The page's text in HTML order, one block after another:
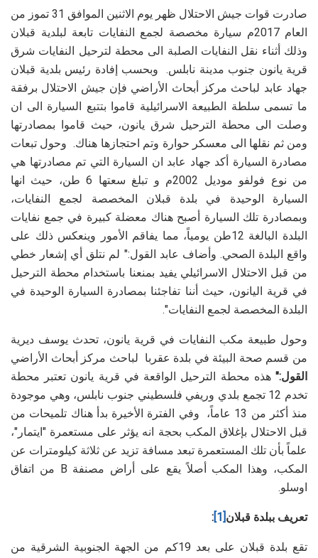
صادرت قوات جيش الاحتلال ظهر يوم الاثنين الموافق 31 تموز من
العام 2017م سيارة مخصصة لجمع النفايات تابعة لبلدية قبلان
وذلك أثناء نقل النفايات الصلبة الى محطة لترحيل النفايات شرق
قرية يانون جنوب مدينة نابلس. وبحسب إفادة رئيس بلدية قبلان
جهاد عابد لباحث مركز أبحاث الأراضي فإن جيش الاحتلال برفقة
ما تسمى سلطة الطبيعة الاسرائيلية قاموا بتتبع السيارة الى ان
وصلت الى محطة الترحيل شرق يانون، حيث قاموا بمصادرتها
ومن ثم نقلها الى معسكر حوارة وتم احتجازها هناك. وحول تبعات
مصادرة السيارة أكد جهاد عابد ان السيارة التي تم مصادرتها هي
من نوع فولفو موديل 2002م و تبلغ سعتها 6 طن، حيث انها
السيارة الوحيدة في بلدة قبلان المخصصة لجمع النفايات،
وبمصادرة تلك السيارة أصبح هناك معضلة كبيرة في جمع نفايات
البلدة البالغة 12طن يومياً، مما يفاقم الأمور وينعكس ذلك على
واقع البلدة الصحي. وأضاف عابد القول:" لم نتلق أي إشعار خطي
من قبل الاحتلال الاسرائيلي يفيد بمنعنا باستخدام محطة الترحيل
في قرية اليانون، حيث أننا تفاجئنا بمصادرة السيارة الوحيدة في
البلدة المخصصة لجمع النفايات".
وحول طبيعة مكب النفايات في قرية يانون، تحدث يوسف ديرية
من قسم صحة البيئة في بلدة عقربا لباحث مركز أبحاث الأراضي
القول:"هذه محطة الترحيل الواقعة في قرية يانون تعتبر محطة
تخدم 12 تجمع بلدي وريفي فلسطيني جنوب نابلس، وهي موجودة
منذ أكثر من 13 عاماً، وفي الفترة الأخيرة بدأ هناك تلميحات من
قبل الاحتلال بإغلاق المكب بحجة انه يؤثر على مستعمرة "ايتمار"،
علماً بأن تلك المستعمرة تبعد مسافة تزيد عن ثلاثة كيلومترات عن
المكب، وهذا المكب أصلاً يقع على أراض مصنفة B
من اتفاق
اوسلو.
تعريف ببلدة قبلان [1]
:
تقع بلدة قبلان على بعد 19كم من الجهة الجنوبية الشرقية من